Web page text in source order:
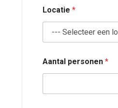
Locatie *
Aantal personen *